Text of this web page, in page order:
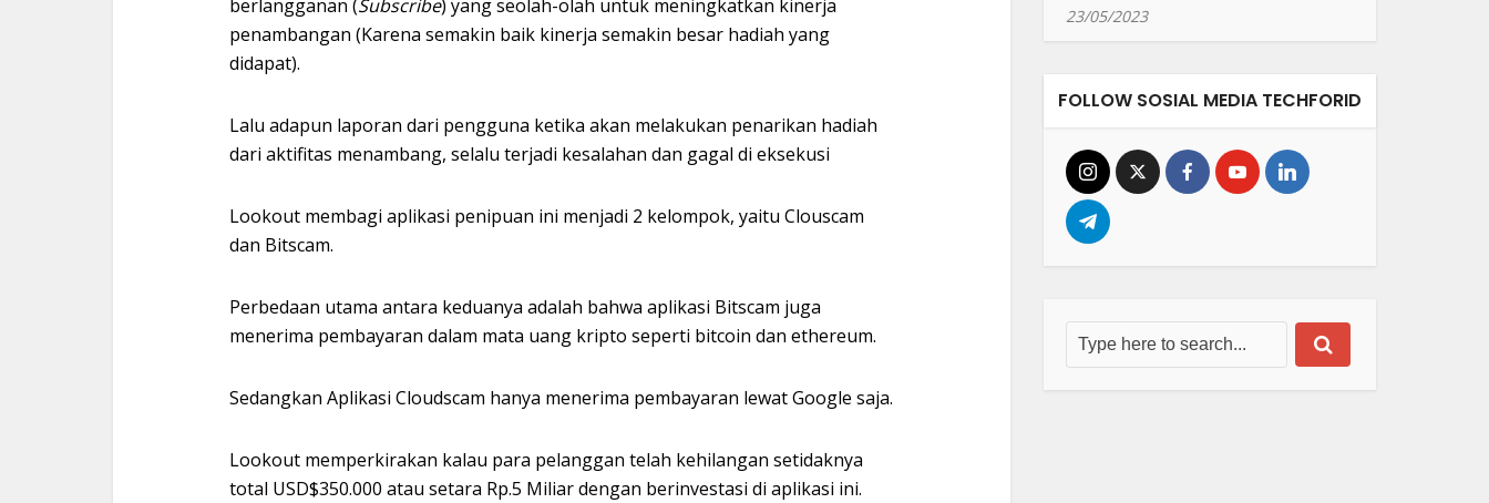
berlangganan (Subscribe) yang seolah-olah untuk meningkatkan kinerja
penambangan (Karena semakin baik kinerja semakin besar hadiah yang
didapat).
Lalu adapun laporan dari pengguna ketika akan melakukan penarikan hadiah
dari aktifitas menambang, selalu terjadi kesalahan dan gagal di eksekusi
Lookout membagi aplikasi penipuan ini menjadi 2 kelompok, yaitu Clouscam
dan Bitscam.
Perbedaan utama antara keduanya adalah bahwa aplikasi Bitscam juga
menerima pembayaran dalam mata uang kripto seperti bitcoin dan ethereum.
Sedangkan Aplikasi Cloudscam hanya menerima pembayaran lewat Google saja.
Lookout memperkirakan kalau para pelanggan telah kehilangan setidaknya
total USD$350.000 atau setara Rp.5 Miliar dengan berinvestasi di aplikasi ini.
23/05/2023
FOLLOW SOSIAL MEDIA TECHFORID